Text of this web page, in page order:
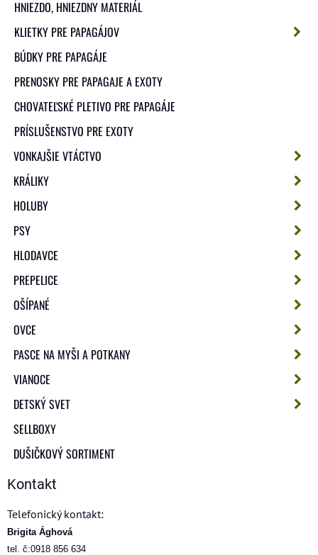
HNIEZDO, HNIEZDNY MATERIÁL
KLIETKY PRE PAPAGÁJOV
BÚDKY PRE PAPAGÁJE
PRENOSKY PRE PAPAGAJE A EXOTY
CHOVATEĽSKÉ PLETIVO PRE PAPAGÁJE
PRÍSLUŠENSTVO PRE EXOTY
VONKAJŠIE VTÁCTVO
KRÁLIKY
HOLUBY
PSY
HLODAVCE
PREPELICE
OŠÍPANÉ
OVCE
PASCE NA MYŠI A POTKANY
VIANOCE
DETSKÝ SVET
SELLBOXY
DUŠIČKOVÝ SORTIMENT
Kontakt
Telefonický kontakt:
Brigita Ághová
tel. č:0918 856 634